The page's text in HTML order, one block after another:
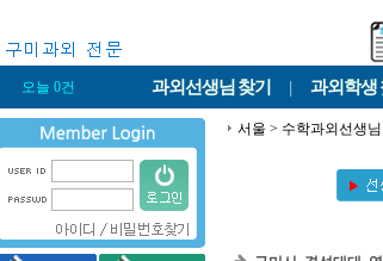
오늘 0건 과외선생님 찾기 | 과외학생
서울 > 수학과외선생님